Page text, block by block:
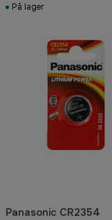
På lager
Panasonic CR2354